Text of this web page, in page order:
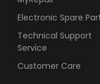
Electronic Spare
Technical Support
Service
Customer Care